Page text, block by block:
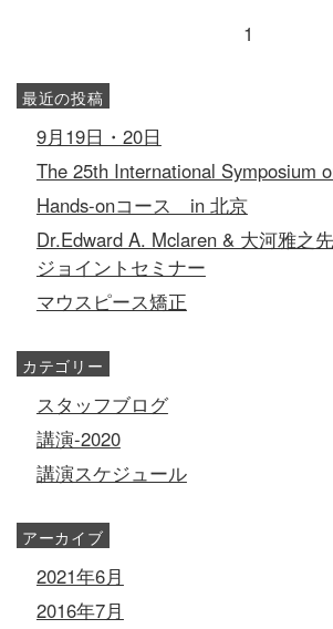
1
最近の投稿
9月19日・20日
The 25th International Symposium
Hands-onコース in 北京
Dr.Edward A. Mclaren &
ジョイントセミナー
マウスピース矯正
カテゴリー
スタッフブログ
講演-2020
講演スケジュール
アーカイブ
2021年6月
2016年7月